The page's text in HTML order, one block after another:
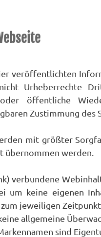
veröffentlichten
Urheberrechte
öffentliche
Zustimmung des
mit größter
werden.
verbundene
um keine eigenen
jeweiligen
allgemeine
sind